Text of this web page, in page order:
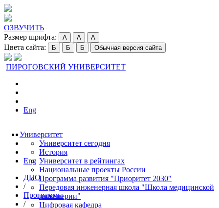
ОЗВУЧИТЬ
Размер шрифта:
A A A
Цвета сайта: Б Б Б Обычная версия сайта
ПИРОГОВСКИЙ УНИВЕРСИТЕТ
Eng
Университет
Университет сегодня
История
Университет в рейтингах
Национальные проекты России
Программа развития "Приоритет 2030"
Передовая инженерная школа "Школа медицинской
инженерии"
Цифровая кафедра
Eng
ДПО
/
Программы
/